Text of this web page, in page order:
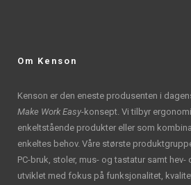
Om Kenson
Kenson er den eneste produsenten i
Make Work Easy-konsept. Vi tilbyr
enkeltstående produkter eller som
enkeltes behov. Våre største
PC-bruk, stoler, mus- og tastatur samt
utviklet med fokus på funksjonalitet,